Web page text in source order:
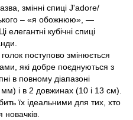
змінні спиці J'adore/
– «я обожнюю», —
елегантні кубічні спиці
поступово змінюється
які добре поєднуються з
в повному діапазоні
і в 2 довжинах (10 і 13 см).
їх ідеальними для тих, хто